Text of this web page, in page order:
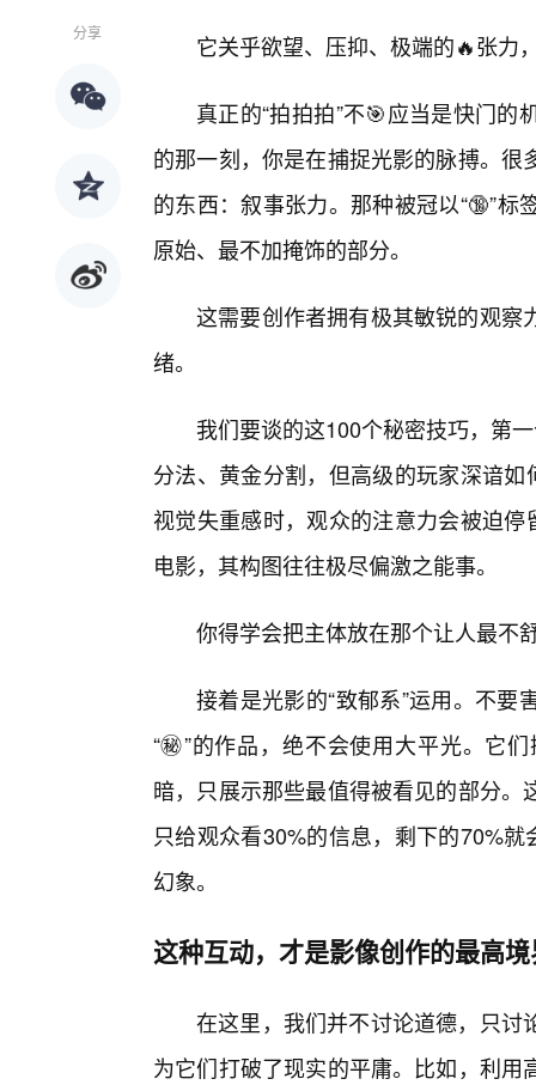
分享 它关乎欲望、压抑、极端的🔥张力
真正的“拍拍拍”不🎯应当是快门
的那一刻，你是在捕捉光影的脉搏。
的东西：叙事张力。那种被冠以“🔞”
原始、最不加掩饰的部分。
这需要创作者拥有极其敏锐的观察
绪。
我们要谈的这100个秘密技巧，第
分法、黄金分割，但高级的玩家深谙
视觉失重感时，观众的注意力会被迫
电影，其构图往往极尽偏激之能事。
你得学会把主体放在那个让人最不
接着是光影的“致郁系”运用。不
“㊙️”的作品，绝不会使用大平光。它
暗，只展示那些最值得被看见的部分
只给观众看30%的信息，剩下的70%
幻象。
这种互动，才是影像创作的最高
在这里，我们并不讨论道德，只讨
为它们打破了现实的平庸。比如，利